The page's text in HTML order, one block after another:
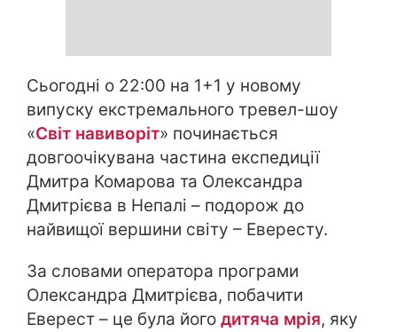
Сьогодні о 22:00 на 1+1 у новому
випуску екстремального тревел-шоу
«Світ навиворіт» починається
довгоочікувана частина експедиції
Дмитра Комарова та Олександра
Дмитрієва в Непалі – подорож до
найвищої вершини світу – Евересту.
За словами оператора програми
Олександра Дмитрієва, побачити
Еверест – це була його дитяча мрія, яку